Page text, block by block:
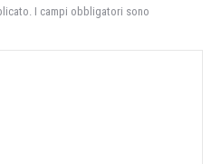
I campi obbligatori sono